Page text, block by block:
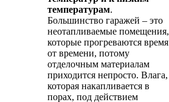
температурам.
Большинство гаражей – это
неотапливаемые помещения,
которые прогреваются время
от времени, потому
отделочным материалам
приходится непросто. Влага,
которая накапливается в
порах, под действием